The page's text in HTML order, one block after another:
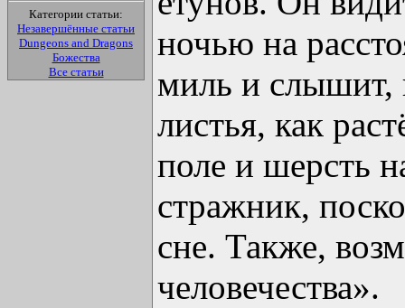
Категории статьи:
Незавершённые статьи
Dungeons and Dragons
Божества
Все статьи
ночью на
миль и слышит,
листья, как
поле и шерсть
стражник,
сне. Также,
человечества».